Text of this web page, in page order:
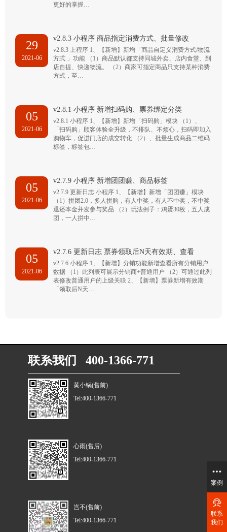
更好的掌握…
29
2021-06
v2.8.3 小程序 商品指定消费方式、批量修改
v2.8.3 上程序 1、【新增】新增「商品自定义消费方式/物流
方式 」功能 （1）商品默认都支持同城外卖、店内食堂、到
店自提、快递物流。 （2）商家可指定商品只支持某种消费
方式，至…
05
2021-06
v2.8.1 小程序 新增扫码购、票券绑定分类
v2.8.1 小程序 1、【新增】新增「扫码购」模块 （1）、
「扫码购」顾客体验全升级，不排队、不烦心，扫码即加入
购物车，促进门店的成交转化 （2）、批量生成商品二维码
标签，标签包…
05
2021-06
v2.7.9 小程序 新增团团赚、商品标签
v2.7.9 更新日志 小程序 1、【新增】新增「团团赚」模块
（1）拼团2.0，多人拼购，有人中奖，有人不中奖，不中奖
退还本金并发参与奖品 （2）玩法例子：鸡蛋30枚，五人成
团，一人拼中…
05
2021-06
v2.7.6 更新日志 票券领取后N天有效期、查看
v2.7.6 小程序 1、【新增】分销功能新增查看所有分销用户
数据 （1）此列表可展示分销商+普通用户 （2）可通过此列
表修改普通用户的上级关联 2、【新增】票券新增有效期
「领取后N天…
联系我们 400-1366-771
黄小锅(售前)
Tel:400-1366-771
心雨(售后)
Tel:400-1366-771
岂不(售前)
Tel:400-1366-771
案例
联系
我们